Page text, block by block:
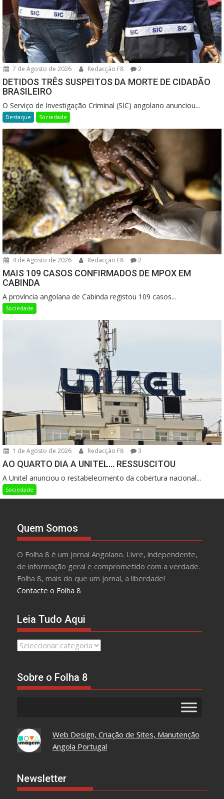
7 de Agosto de 2026 Redacção F8 2
DETIDOS TRÊS SUSPEITOS DA MORTE DE CIDADÃO
BRASILEIRO
O Serviço de Investigação Criminal (SIC) angolano anunciou...
Destaque Sociedade
4 de Agosto de 2026 Redacção F8 2
MAIS 109 CASOS CONFIRMADOS DE MPOX EM
CABINDA
A província angolana de Cabinda registou 109 casos...
Sociedade
1 de Agosto de 2026 Redacção F8 3
AO QUARTO DIA A UNITEL… RESSUSCITOU
A Unitel anunciou o restabelecimento da cobertura nacional...
Sociedade
Quem Somos
O Folha 8 é um jornal Angolano. Livre, independente,
de informação geral e comprometido com a verdade.
Folha 8, mais do que um jornal, a liberdade!
Contacte o Folha 8
Leia Tudo Aqui
Leia
Sobre o Folha 8
Web Design, Criação de Sites, Manutenção
Angola Portugal
Newsletter